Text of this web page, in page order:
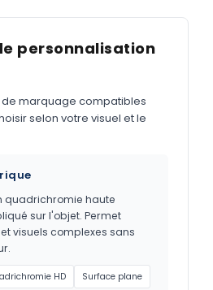
personnalisation
marquage compatibles
selon votre visuel et le
quadrichromie haute
sur l'objet. Permet
visuels complexes sans
HD Surface plane